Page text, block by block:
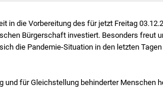
die Vorbereitung des für jetzt Freitag
Bürgerschaft investiert. Besonders freut
die Pandemie-Situation in den letzten
für Gleichstellung behinderter Menschen